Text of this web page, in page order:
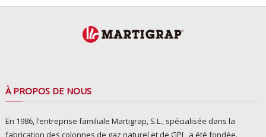
À PROPOS DE NOUS
En 1986, l’entreprise familiale Martigrap, S.L., spécialisée dans la
fabrication des colonnes de gaz naturel et de GPL, a été fondée.